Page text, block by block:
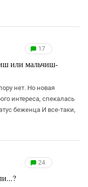
17
или мальчиш-
нет. Но новая
интереса, спекалась
беженца И все-таки,
24